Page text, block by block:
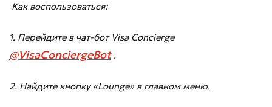
Оставить обращение
Как воспользоваться:
1. Перейдите в чат-бот Visa Concierge
@VisaConciergeBot.
2. Найдите кнопку «Lounge» в главном меню.